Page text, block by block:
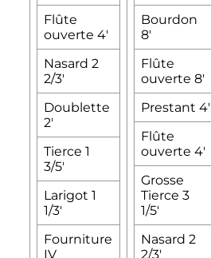
Flûte
ouverte 4'
Nasard 2
2/3'
Doublette
2'
Tierce 1
3/5'
Larigot 1
1/3'
Fourniture
IV
Bourdon
8'
Flûte
ouverte 8'
Prestant 4'
Flûte
ouverte 4'
Grosse
Tierce 3
1/5'
Nasard 2
2/3'